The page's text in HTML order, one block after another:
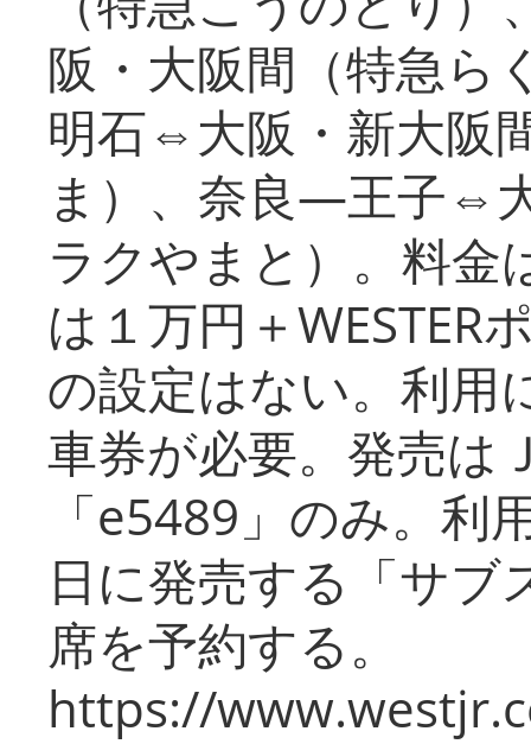
阪・大阪間（特急
明石⇔大阪・新大阪
ま）、奈良―王子⇔
ラクやまと）。料金
は１万円＋WESTER
の設定はない。利用
車券が必要。発売は
「e5489」のみ。利
日に発売する「サブ
席を予約する。
https://